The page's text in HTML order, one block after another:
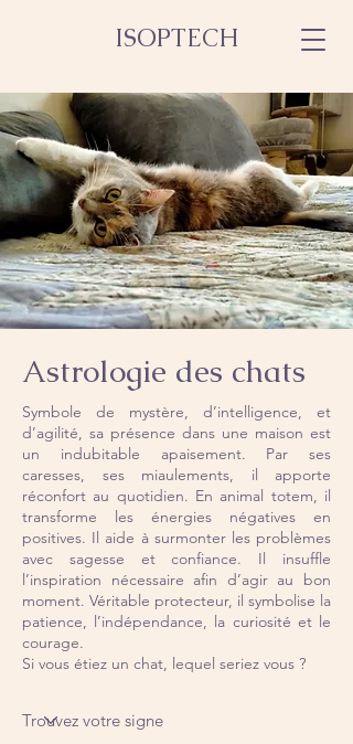
ISOPTECH
Astrologie des chats
Symbole de mystère, d’intelligence, et
d’agilité, sa présence dans une maison est
un indubitable apaisement. Par ses
caresses, ses miaulements, il apporte
réconfort au quotidien. En animal totem, il
transforme les énergies négatives en
positives. Il aide à surmonter les problèmes
avec sagesse et confiance. Il insuffle
l’inspiration nécessaire afin d’agir au bon
moment. Véritable protecteur, il symbolise la
patience, l’indépendance, la curiosité et le
courage.
Si vous étiez un chat, lequel seriez vous ?